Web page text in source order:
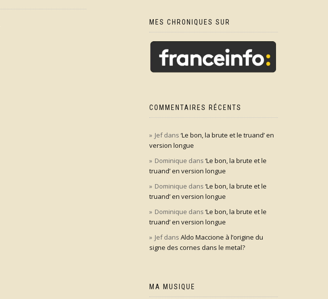
MES CHRONIQUES SUR
COMMENTAIRES RÉCENTS
Jefdans ‘Le bon, la brute et le truand’ en
version longue
Dominique dans ‘Le bon, la brute et le
truand’ en version longue
Dominique dans ‘Le bon, la brute et le
truand’ en version longue
Dominique dans ‘Le bon, la brute et le
truand’ en version longue
Jefdans Aldo Maccione à l’origine du
signe des cornes dans le metal?
MA MUSIQUE